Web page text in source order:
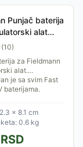
Punjač baterija
alat
20V
(10)
za Fieldmann
alat.
je sa svim Fast
baterijama.
samo 60...
× 8.1 cm
0.6 kg
RSD